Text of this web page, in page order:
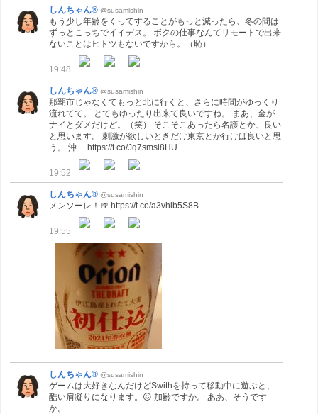
しんちゃん® @susamishin
もう少し年齢をくってすることがもっと減ったら、冬の間は
ずっとこっちでイイデス。 ボクの仕事なんてリモートで出来
ないことはヒトツもないですから。（恥）
19:48
しんちゃん® @susamishin
那覇市じゃなくてもっと北に行くと、さらに時間がゆっくり
流れてて。 とてもゆったり出来て良いですね。 まあ、金が
ナイとダメだけど。（笑） そこそこあったら名護とか、良い
と思います。 刺激が欲しいときだけ東京とか行けば良いと思
う。 沖… https://t.co/Jq7smsl8HU
19:52
しんちゃん® @susamishin
メンソーレ！🍺 https://t.co/a3vhlb5S8B
19:55
しんちゃん® @susamishin
ゲームは大好きなんだけどSwithを持って移動中に遊ぶと、
酷い肩凝りになります。😖 加齢ですか。 ああ、そうです
か。